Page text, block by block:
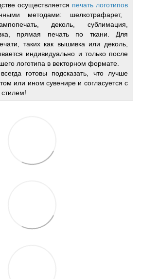
осуществляется печать логотипов
методами: шелкотрафарет,
деколь, сублимация,
прямая печать по ткани. Для
таких как вышивка или деколь,
индивидуально и только после
логотипа в векторном формате.
готовы подсказать, что лучше
или ином сувенире и согласуется с